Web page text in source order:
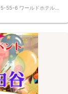
見知りな方には是非
ありません！お一人
飲み会！が東京上
Cafe＆Restaurant STELLA 東京都中野区中野5-55-6 ワールドホテル B1F